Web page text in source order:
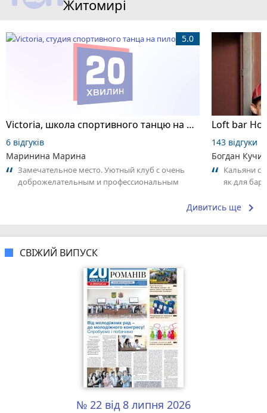
Житомирі
Victoria, школа спортивного танцю на пілоні
5.0
6 відгуків
Маринина Марина
Замечательное место. Уютный клуб с очень
доброжелательным и профессиональным
Loft bar
143 відгуки
Богдан
Кальяни
як для
Дивитись ще keyboard_arrow_right
СВІЖИЙ ВИПУСК
№ 22 від 8 липня 2026